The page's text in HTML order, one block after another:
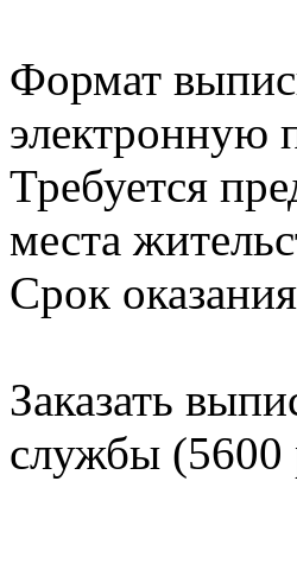
Формат
электронную
Требуется
места
Срок
Заказать
службы (5600